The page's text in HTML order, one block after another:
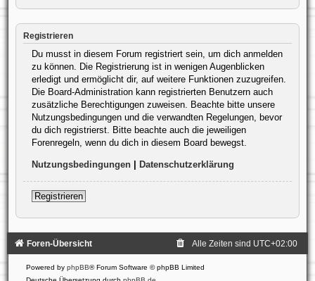
Registrieren
Du musst in diesem Forum registriert sein, um dich anmelden
zu können. Die Registrierung ist in wenigen Augenblicken
erledigt und ermöglicht dir, auf weitere Funktionen zuzugreifen.
Die Board-Administration kann registrierten Benutzern auch
zusätzliche Berechtigungen zuweisen. Beachte bitte unsere
Nutzungsbedingungen und die verwandten Regelungen, bevor
du dich registrierst. Bitte beachte auch die jeweiligen
Forenregeln, wenn du dich in diesem Board bewegst.
Nutzungsbedingungen| Datenschutzerklärung
Registrieren
Foren-Übersicht Alle Zeiten sind UTC+02:00
Powered by phpBB® Forum Software © phpBB Limited